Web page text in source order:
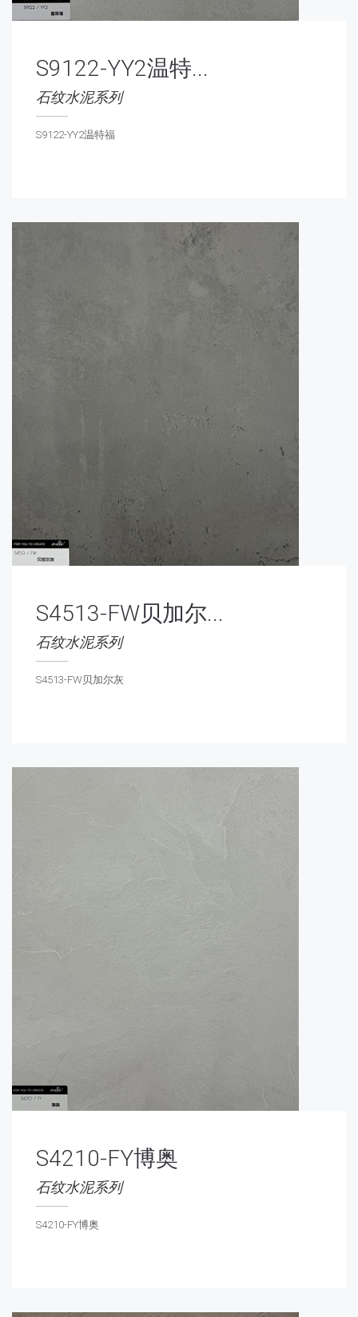
S9122-YY2温特...
石纹水泥系列
S9122-YY2温特福
S4513-FW贝加尔...
石纹水泥系列
S4513-FW贝加尔灰
S4210-FY博奥
石纹水泥系列
S4210-FY博奥